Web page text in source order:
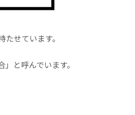
せています。
と呼んでいます。